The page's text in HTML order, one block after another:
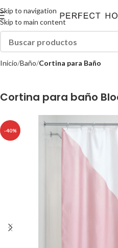
Skip to navigation
Skip to main content
Inicio Baño Cortina para Baño
Cortina para baño
-40%